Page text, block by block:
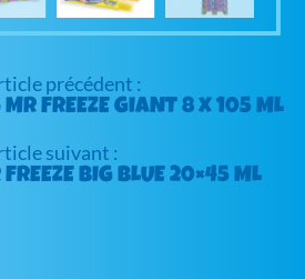
Mr FREEZE GIANT 8 x 105 ML
BIG BLUE 20×45 ML